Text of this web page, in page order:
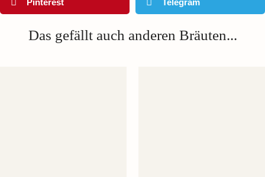
Pinterest Telegram
Das gefällt auch anderen Bräuten...